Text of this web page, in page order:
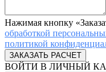
Нажимая кнопку
обработкой
политикой
ВОЙТИ В ЛИЧНЫЙ